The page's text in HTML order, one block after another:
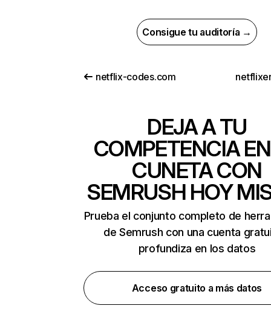
Consigue tu auditoría →
netflix-codes.com
DEJA A TU
COMPETENCIA
CUNETA CON
SEMRUSH HOY
Prueba el conjunto completo de
de Semrush con una cuenta
profundiza en los datos
Acceso gratuito a más datos